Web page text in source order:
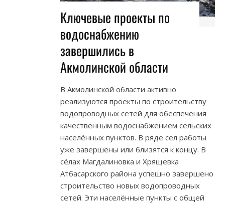
Ключевые проекты по
водоснабжению
завершились в
Акмолинской области
В Акмолинской области активно
реализуются проекты по строительству
водопроводных сетей для обеспечения
качественным водоснабжением сельских
населённых пунктов. В ряде сел работы
уже завершены или близятся к концу. В
сёлах Магдалиновка и Хрящевка
Атбасарского района успешно завершено
строительство новых водопроводных
сетей. Эти населённые пункты с общей